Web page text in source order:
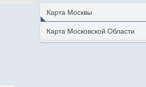
Карта Москвы
Карта Московской Области